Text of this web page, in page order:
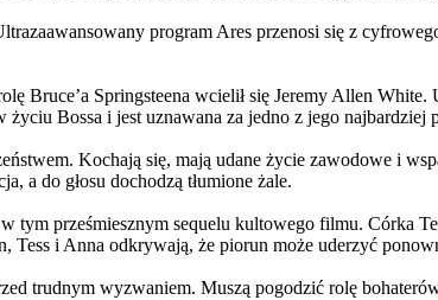
program Ares przenosi się z
Bruce’a Springsteena wcielił się Jeremy Allen
Bossa i jest uznawana za jedno z jego najbardziej
Kochają się, mają udane życie zawodowe i
a do głosu dochodzą tłumione żale.
prześmiesznym sequelu kultowego filmu. Córka
Tess i Anna odkrywają, że piorun może uderzyć
trudnym wyzwaniem. Muszą pogodzić rolę